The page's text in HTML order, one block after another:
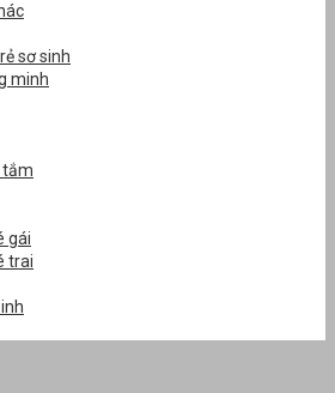
sơ sinh
minh
tắm
gái
trai